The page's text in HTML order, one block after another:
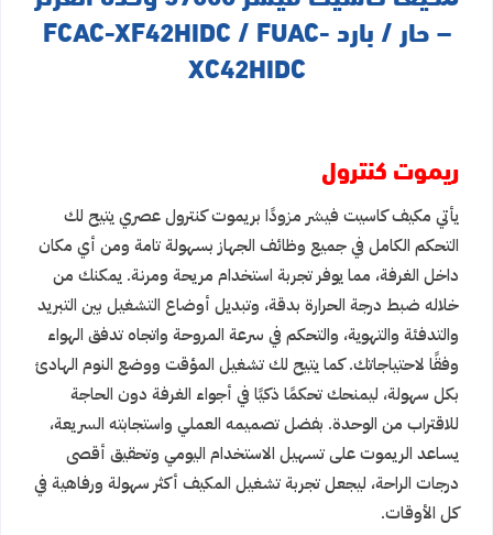
– حار / بارد FCAC-XF42HIDC / FUAC-
XC42HIDC
ريموت كنترول
يأتي مكيف كاسيت فيشر مزودًا بريموت كنترول عصري يتيح لك
التحكم الكامل في جميع وظائف الجهاز بسهولة تامة ومن أي مكان
داخل الغرفة، مما يوفر تجربة استخدام مريحة ومرنة. يمكنك من
خلاله ضبط درجة الحرارة بدقة، وتبديل أوضاع التشغيل بين التبريد
والتدفئة والتهوية، والتحكم في سرعة المروحة واتجاه تدفق الهواء
وفقًا لاحتياجاتك. كما يتيح لك تشغيل المؤقت ووضع النوم الهادئ
بكل سهولة، ليمنحك تحكمًا ذكيًا في أجواء الغرفة دون الحاجة
للاقتراب من الوحدة. بفضل تصميمه العملي واستجابته السريعة،
يساعد الريموت على تسهيل الاستخدام اليومي وتحقيق أقصى
درجات الراحة، ليجعل تجربة تشغيل المكيف أكثر سهولة ورفاهية في
كل الأوقات.